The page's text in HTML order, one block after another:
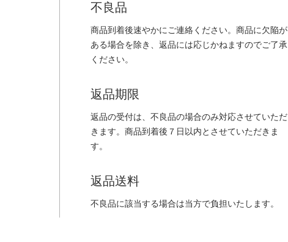
不良品
商品到着後速やかにご連絡ください。商品に欠陥が
ある場合を除き、返品には応じかねますのでご了承
ください。
返品期限
返品の受付は、不良品の場合のみ対応させていただ
きます。商品到着後７日以内とさせていただきま
す。
返品送料
不良品に該当する場合は当方で負担いたします。